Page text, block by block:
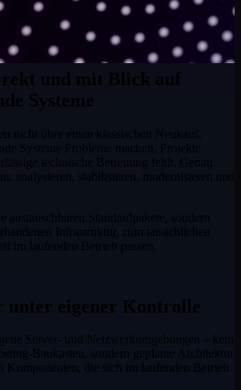
und mit Blick auf
Systeme
nicht über einen klassischen Neukauf,
Systeme Probleme machen, Projekte
technische Betreuung fehlt. Genau
analysieren, stabilisieren, modernisieren und
austauschbaren Standardpakete, sondern
Infrastruktur, zum tatsächlichen
im laufenden Betrieb passen.
eigener Kontrolle
Server- und Netzwerkumgebungen – kein
Baukasten, sondern geplante Architektur
Komponenten, die sich im laufenden Betrieb